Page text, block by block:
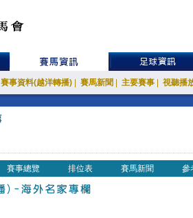
賽事資料(越洋轉播) 賽馬新聞 主要賽事 視聽播
賽事總覽 排位表 賽馬新聞 參